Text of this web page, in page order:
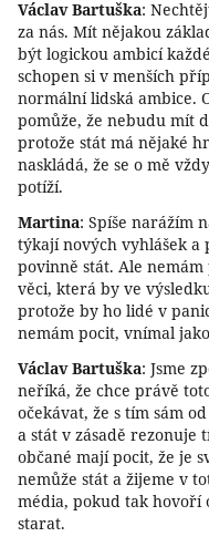
Václav Bartuška:
za nás. Mít nějakou
být logickou ambicí
schopen si v menších
normální lidská ambice.
pomůže, že nebudu mít
protože stát má nějaké
naskládá, že se o mě
potíží.
Martina: Spíše narážím
týkají nových vyhlášek
povinně stát. Ale
věci, která by ve
protože by ho lidé v
nemám pocit, vnímal
Václav Bartuška: Jsme
neříká, že chce právě
očekávat, že s tím sám
a stát v zásadě rezonuje
občané mají pocit, že je
nemůže stát a žijeme v
média, pokud tak hovoří
starat.